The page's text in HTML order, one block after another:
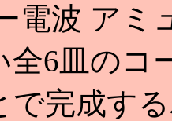
電波 ア
全6皿の
で完成す